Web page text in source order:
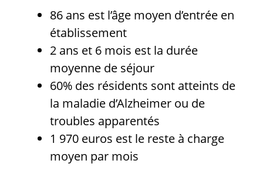
86 ans est l’âge moyen d’entrée en
établissement
2 ans et 6 mois est la durée
moyenne de séjour
60% des résidents sont atteints de
la maladie d’Alzheimer ou de
troubles apparentés
1 970 euros est le reste à charge
moyen par mois